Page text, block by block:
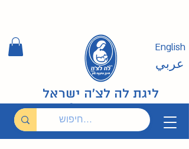
ליגת לה לצ'ה ישראל
English
عربي